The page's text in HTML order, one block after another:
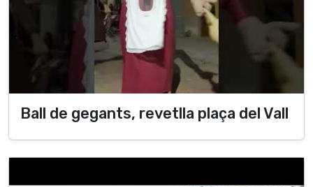
Ball de gegants, revetlla plaça del Vall